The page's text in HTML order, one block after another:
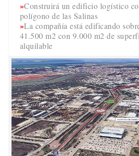
Construirá un edificio logístico
polígono de las Salinas
La compañía está edificando
41.500 m2 con 9.000 m2 de
alquilable